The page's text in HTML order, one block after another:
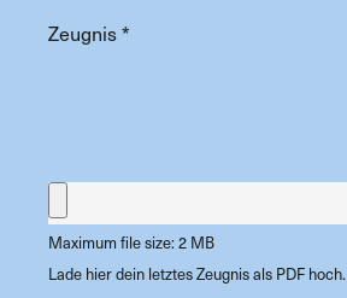
Zeugnis*
Maximum file size: 2 MB
Lade hier dein letztes Zeugnis als PDF hoch.